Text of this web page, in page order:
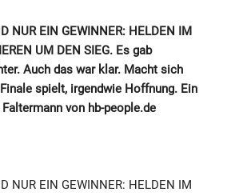
NUR EIN GEWINNER: HELDEN IM
UM DEN SIEG. Es gab
Auch das war klar. Macht sich
spielt, irgendwie Hoffnung. Ein
von hb-people.de
NUR EIN GEWINNER: HELDEN IM